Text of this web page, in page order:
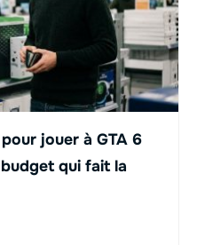
jouer à GTA 6
qui fait la